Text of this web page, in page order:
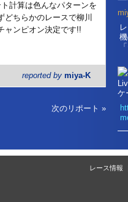
計算は色んなパターンを
ちらかのレースで柳川
ャンピオン決定です!!
reported by miya-K
次のリポート »
ケ
レース情報